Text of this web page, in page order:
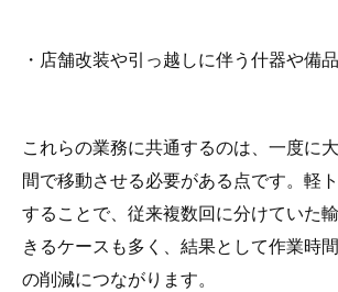
・店舗改装や引っ越しに伴う什器や備
これらの業務に共通するのは、一度に
間で移動させる必要がある点です。軽
することで、従来複数回に分けていた
きるケースも多く、結果として作業時
の削減につながります。